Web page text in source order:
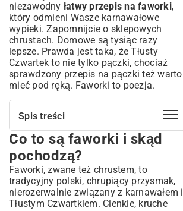
niezawodny łatwy przepis na faworki,
który odmieni Wasze karnawałowe
wypieki. Zapomnijcie o sklepowych
chrustach. Domowe są tysiąc razy
lepsze. Prawda jest taka, że Tłusty
Czwartek to nie tylko pączki, chociaż
sprawdzony przepis na pączki też warto
mieć pod ręką. Faworki to poezja.
Spis treści
Co to są faworki i skąd pochodzą?
Sekret idealnych faworków: Składniki i
przygotowanie ciasta
Niezbędne składniki na chrupiące faworki
Krok po kroku: Wyrabianie i wałkowanie
ciasta
Co to są faworki i skąd
pochodzą?
Faworki, zwane też chrustem, to
tradycyjny polski, chrupiący przysmak,
nierozerwalnie związany z karnawałem i
Tłustym Czwartkiem. Cienkie, kruche